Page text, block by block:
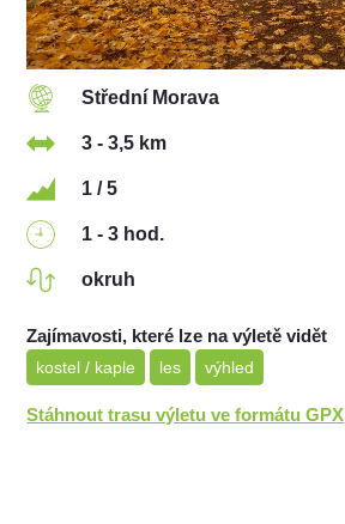
Střední Morava
3 - 3,5 km
1 / 5
1 - 3 hod.
okruh
Zajímavosti, které lze na výletě vidět
kostel / kaple les výhled
Stáhnout trasu výletu ve formátu GPX